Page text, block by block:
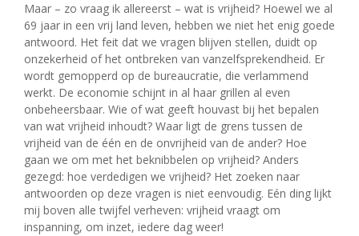
Maar – zo vraag ik allereerst – wat is vrijheid? Hoewel we al
69 jaar in een vrij land leven, hebben we niet het enig goede
antwoord. Het feit dat we vragen blijven stellen, duidt op
onzekerheid of het ontbreken van vanzelfsprekendheid. Er
wordt gemopperd op de bureaucratie, die verlammend
werkt. De economie schijnt in al haar grillen al even
onbeheersbaar. Wie of wat geeft houvast bij het bepalen
van wat vrijheid inhoudt? Waar ligt de grens tussen de
vrijheid van de één en de onvrijheid van de ander? Hoe
gaan we om met het beknibbelen op vrijheid? Anders
gezegd: hoe verdedigen we vrijheid? Het zoeken naar
antwoorden op deze vragen is niet eenvoudig. Eén ding lijkt
mij boven alle twijfel verheven: vrijheid vraagt om
inspanning, om inzet, iedere dag weer!